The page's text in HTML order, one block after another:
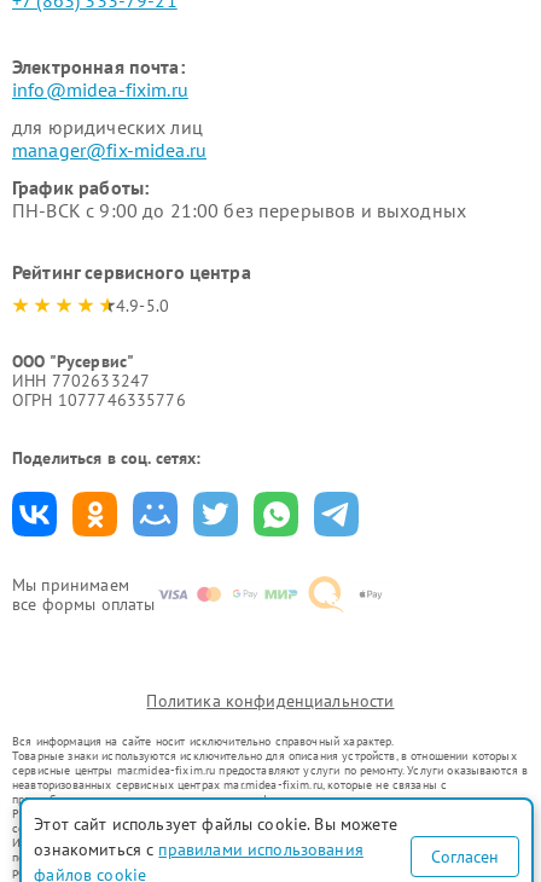
Мы принимаем
все формы оплаты
Электронная почта:
info@midea-fixim.ru
для юридических лиц
manager@fix-midea.ru
График работы:
ПН-ВСК с 9:00 до 21:00 без перерывов и выходных
Рейтинг сервисного центра
4.9-5.0
ООО "Русервис"
ИНН 7702633247
ОГРН 1077746335776
Поделиться в соц. сетях:
Политика конфиденциальности
Вся информация на сайте носит исключительно справочный характер.
Товарные знаки используются исключительно для описания устройств, в отношении которых
сервисные центры mar.midea-fixim.ru предоставляют услуги по ремонту. Услуги оказываются в
неавторизованных сервисных центрах mar.midea-fixim.ru, которые не связаны с
правообладателями товарных знаков или их официальными представителями.
Ремонт осуществляется для устройств, уже введенных в гражданский оборот в соответствии
со статьей 1487 ГК РФ.
Использование товарных знаков не преследует цели индивидуализации услуг или введения
потребителей в заблуждение, а служит для информирования о предоставляемых услугах по
ремонту техники указанных брендов.
Этот сайт использует файлы cookie. Вы можете
ознакомиться с правилами использования
файлов cookie
Согласен